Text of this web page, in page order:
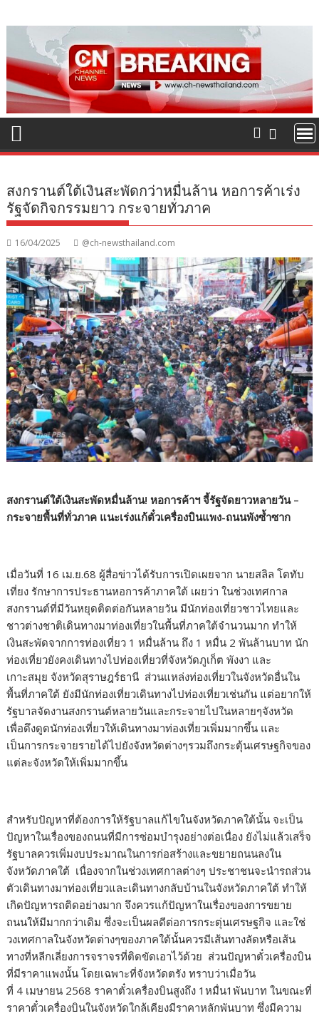
to
content
สงกรานต์ใต้เงินสะพัดกว่าหมื่นล้าน หอการค้าเร่ง
รัฐจัดกิจกรรมยาว กระจายทั่วภาค
16/04/2025 @ch-newsthailand.com
สงกรานต์ใต้เงินสะพัดหมื่นล้าน! หอการค้าฯ จี้รัฐจัดยาวหลายวัน –
กระจายพื้นที่ทั่วภาค แนะเร่งแก้ตั๋วเครื่องบินแพง-ถนนพังซ้ำซาก
เมื่อวันที่ 16 เม.ย.68 ผู้สื่อข่าวได้รับการเปิดเผยจาก นายสลิล โตทับ
เที่ยง รักษาการประธานหอการค้าภาคใต้ เผยว่า ในช่วงเทศกาล
สงกรานต์ที่มีวันหยุดติดต่อกันหลายวัน มีนักท่องเที่ยวชาวไทยและ
ชาวต่างชาติเดินทางมาท่องเที่ยวในพื้นที่ภาคใต้จำนวนมาก ทำให้
เงินสะพัดจากการท่องเที่ยว 1 หมื่นล้าน ถึง 1 หมื่น 2 พันล้านบาท นัก
ท่องเที่ยวยังคงเดินทางไปท่องเที่ยวที่จังหวัดภูเก็ต พังงา และ
เกาะสมุย จังหวัดสุราษฎร์ธานี ส่วนแหล่งท่องเที่ยวในจังหวัดอื่นใน
พื้นที่ภาคใต้ ยังมีนักท่องเที่ยวเดินทางไปท่องเที่ยวเช่นกัน แต่อยากให้
รัฐบาลจัดงานสงกรานต์หลายวันและกระจายไปในหลายๆจังหวัด
เพื่อดึงดูดนักท่องเที่ยวให้เดินทางมาท่องเที่ยวเพิ่มมากขึ้น และ
เป็นการกระจายรายได้ไปยังจังหวัดต่างๆรวมถึงกระตุ้นเศรษฐกิจของ
แต่ละจังหวัดให้เพิ่มมากขึ้น
สำหรับปัญหาที่ต้องการให้รัฐบาลแก้ไขในจังหวัดภาคใต้นั้น จะเป็น
ปัญหาในเรื่องของถนนที่มีการซ่อมบำรุงอย่างต่อเนื่อง ยังไม่แล้วเสร็จ
รัฐบาลควรเพิ่มงบประมาณในการก่อสร้างและขยายถนนลงใน
จังหวัดภาคใต้ เนื่องจากในช่วงเทศกาลต่างๆ ประชาชนจะนำรถส่วน
ตัวเดินทางมาท่องเที่ยวและเดินทางกลับบ้านในจังหวัดภาคใต้ ทำให้
เกิดปัญหารถติดอย่างมาก จึงควรแก้ปัญหาในเรื่องของการขยาย
ถนนให้มีมากกว่าเดิม ซึ่งจะเป็นผลดีต่อการกระตุ่นเศรษฐกิจ และใช่
วงเทศกาลในจังหวัดต่างๆของภาคใต้นั้นควรมีเส้นทางลัดหรือเส้น
ทางที่หลีกเลี่ยงการจราจรที่ติดขัดเอาไว้ด้วย ส่วนปัญหาตั๋วเครื่องบิน
ที่มีราคาแพงนั้น โดยเฉพาะที่จังหวัดตรัง ทราบว่าเมื่อวัน
ที่ 4 เมษายน 2568 ราคาตั๋วเครื่องบินสูงถึง 1หมื่น1พันบาท ในขณะที่
ราคาตั๋วเครื่องบินในจังหวัดใกล้เคียงมีราคาหลักพันบาท ซึ่งมีความ